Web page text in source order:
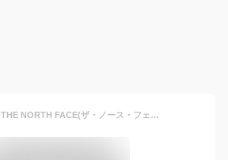
【メール便OK】THE NORTH FACE(ザ・ノース・フェイス) NN02336 Horizon Hat ホライズンハット 帽子 メンズ レディース アウトドア